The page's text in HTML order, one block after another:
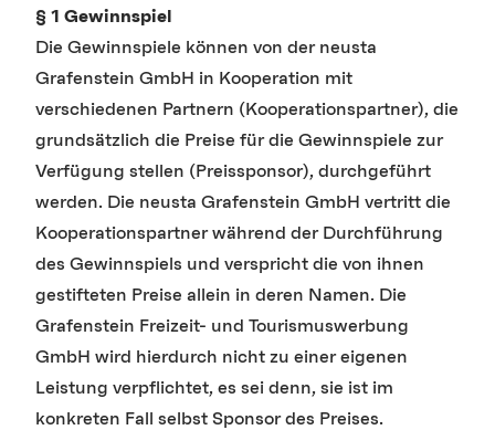
§ 1 Gewinnspiel
Die Gewinnspiele können von der neusta
Grafenstein GmbH in Kooperation mit
verschiedenen Partnern (Kooperationspartner), die
grundsätzlich die Preise für die Gewinnspiele zur
Verfügung stellen (Preissponsor), durchgeführt
werden. Die neusta Grafenstein GmbH vertritt die
Kooperationspartner während der Durchführung
des Gewinnspiels und verspricht die von ihnen
gestifteten Preise allein in deren Namen. Die
Grafenstein Freizeit- und Tourismuswerbung
GmbH wird hierdurch nicht zu einer eigenen
Leistung verpflichtet, es sei denn, sie ist im
konkreten Fall selbst Sponsor des Preises.